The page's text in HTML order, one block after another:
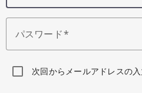
パスワード
次回からメールアドレスの